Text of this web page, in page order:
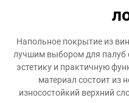
Напольное покрытие из
лучшим выбором для палуб
эстетику и практичную
материал состоит из
износостойкий верхний